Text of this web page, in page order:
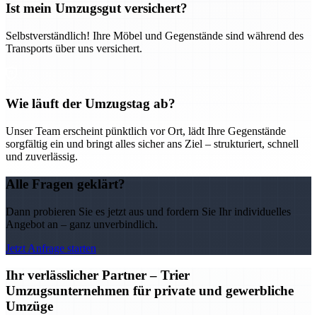
Ist mein Umzugsgut versichert?
Selbstverständlich! Ihre Möbel und Gegenstände sind während des
Transports über uns versichert.
Wie läuft der Umzugstag ab?
Unser Team erscheint pünktlich vor Ort, lädt Ihre Gegenstände
sorgfältig ein und bringt alles sicher ans Ziel – strukturiert, schnell
und zuverlässig.
Alle Fragen geklärt?
Dann probieren Sie es jetzt aus und fordern Sie Ihr individuelles
Angebot an – ganz unverbindlich.
Jetzt Anfrage starten
Ihr verlässlicher Partner – Trier
Umzugsunternehmen für private und gewerbliche
Umzüge